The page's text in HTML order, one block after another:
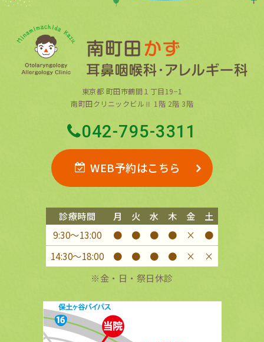
東京都 町田市鶴間１丁目19−1
南町田クリニックビルⅡ 1階 2階 3階
042-795-3311
WEB予約はこちら
診療時間 月 火 水 木 金
土
9:30〜13:00
● ● ● ● ×
●
14:30〜18:00
● ● ● ● ×
×
※金・日・祭日休診